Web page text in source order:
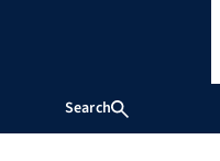
Search